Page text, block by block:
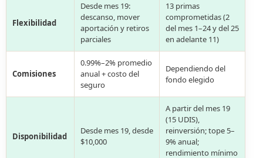
Flexibilidad
Desde mes 19:
descanso, mover
aportación y retiros
parciales
13 primas
comprometidas (2
del mes 1–24 y del 25
en adelante 11)
Comisiones
0.99%–2% promedio
anual + costo del
seguro
Dependiendo del
fondo elegido
Disponibilidad
Desde mes 19, desde
$10,000
A partir del mes 19
(15 UDIS),
reinversión; tope 5–
9% anual;
rendimiento mínimo